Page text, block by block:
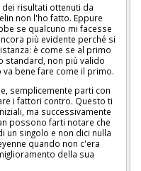
risultati ottenuti da
non l'ho fatto. Eppure
se qualcuno mi facesse
più evidente perché si
è come se al primo
standard, non più valido
bene fare come il primo.
semplicemente parti con
i fattori contro. Questo ti
ma successivamente
possono farti notare che
un singolo e non dici nulla
quando non c'era
della sua